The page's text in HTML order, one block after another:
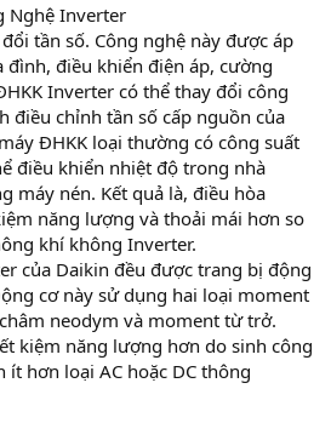
Nghệ Inverter
tần số. Công nghệ này được áp
đình, điều khiển điện áp, cường
Inverter có thể thay đổi công
điều chỉnh tần số cấp nguồn của
ĐHKK loại thường có công suất
điều khiển nhiệt độ trong nhà
máy nén. Kết quả là, điều hòa
năng lượng và thoải mái hơn so
khí không Inverter.
của Daikin đều được trang bị động
cơ này sử dụng hai loại moment
neodym và moment từ trở.
kiệm năng lượng hơn do sinh công
hơn loại AC hoặc DC thông